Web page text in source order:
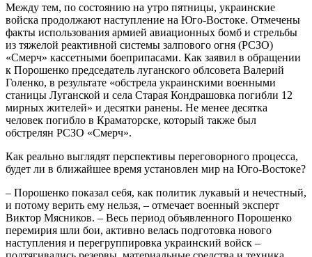
Между тем, по состоянию на утро пятницы, украинские
войска продолжают наступление на Юго-Востоке. Отмечены
факты использования армией авиационных бомб и стрельбы
из тяжелой реактивной системы залпового огня (РСЗО)
«Смерч» кассетными боеприпасами. Как заявил в обращении
к Порошенко председатель луганского облсовета Валерий
Голенко, в результате «обстрела украинскими военными
станицы Луганской и села Старая Кондрашовка погибли 12
мирных жителей» и десятки ранены. Не менее десятка
человек погибло в Краматорске, который также был
обстрелян РСЗО «Смерч».
Как реально выглядят перспективы переговорного процесса,
будет ли в ближайшее время установлен мир на Юго-Востоке?
– Порошенко показал себя, как политик лукавый и нечестный,
и потому верить ему нельзя, – отмечает военный эксперт
Виктор Мясников. – Весь период объявленного Порошенко
перемирия шли бои, активно велась подготовка нового
наступления и перегруппировка украинский войск –